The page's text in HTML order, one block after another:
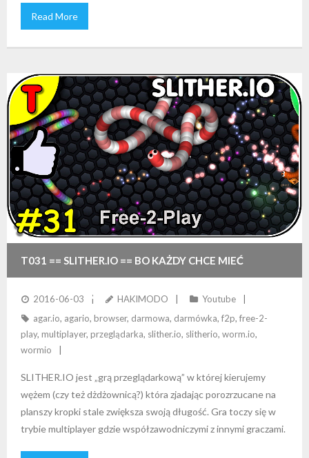
Read More
T031 == SLITHER.IO == BO KAŻDY CHCE MIEĆ
DŁUŻSZEGO WĘŻA!
2016-06-03 HAKIMODO
Youtube
agar.io, agario, browser, darmowa, darmówka, f2p, free-2-
play, multiplayer, przeglądarka, slither.io, slitherio, worm.io,
wormio
SLITHER.IO jest „grą przeglądarkową” w której kierujemy
wężem (czy też dżdżownicą?) która zjadając porozrzucane na
planszy kropki stale zwiększa swoją długość. Gra toczy się w
trybie multiplayer gdzie współzawodniczymi z innymi graczami.